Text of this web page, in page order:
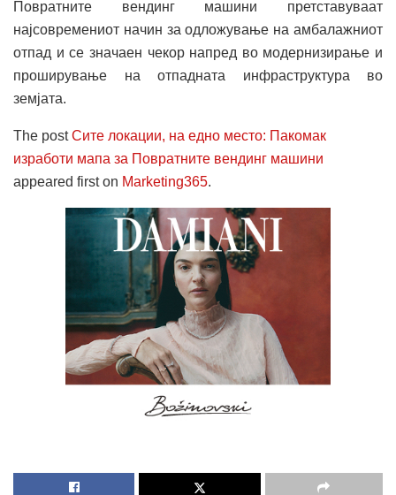
Повратните вендинг машини претставуваат
најсовремениот начин за одложување на амбалажниот
отпад и се значаен чекор напред во модернизирање и
проширување на отпадната инфраструктура во
земјата.
The postСите локации, на едно место: Пакомак
изработи мапа за Повратните вендинг машини
appeared first on Marketing365.